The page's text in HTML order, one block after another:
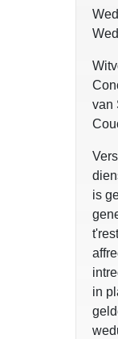
van
is
in